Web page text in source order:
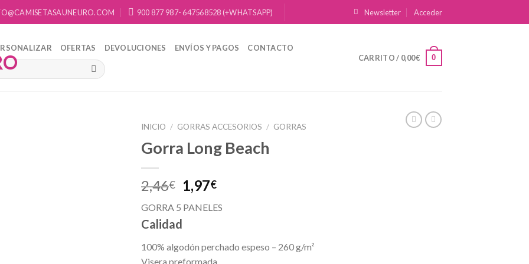
900 877 987- 647568528 (+WHATSAPP) Newsletter Acceder
OFERTAS DEVOLUCIONES ENVÍOS Y PAGOS
CONTACTO
CARRITO / 0,00€ 0
INICIO / GORRAS ACCESORIOS / GORRAS
Gorra Long Beach
2,46€ 1,97€
GORRA 5 PANELES
Calidad
100% algodón perchado espeso – 260 g/m²
Visera preformada